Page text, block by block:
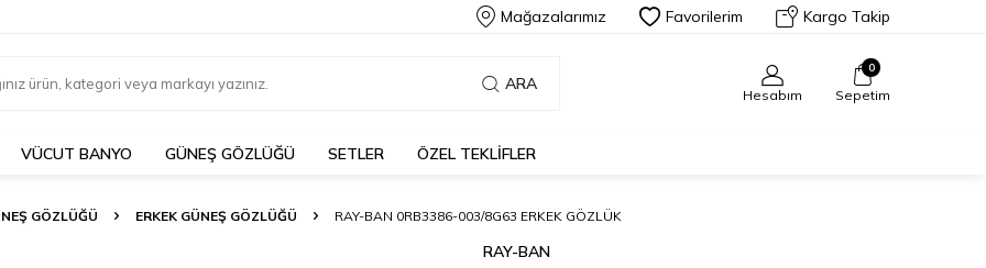
Mağazalarımız Favorilerim Kargo Takip
ARA
Hesabım
0
Sepetim
VÜCUT BANYO GÜNEŞ GÖZLÜĞÜ SETLER ÖZEL TEKLIFLER
GÖZLÜĞÜ ERKEK GÜNEŞ GÖZLÜĞÜ RAY-BAN 0RB3386-003/8G63 ERKEK GÖZLÜK
RAY-BAN